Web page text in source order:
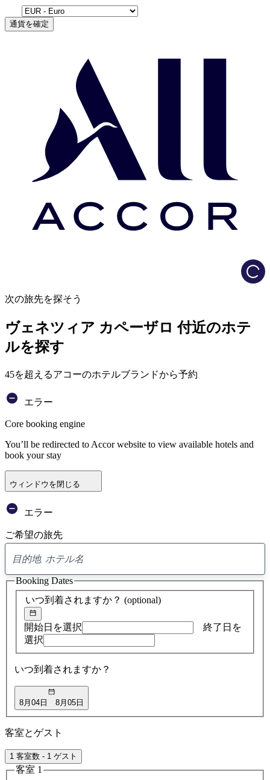
通貨を確定
次の旅先を探そう
ヴェネツィア カペーザロ 付近のホテ
ルを探す
45を超えるアコーのホテルブランドから予約
エラー
Core booking engine
You’ll be redirected to Accor website to view available hotels and
book your stay
ウィンドウを閉じる
エラー
ご希望の旅先
ア
ド
バ
イ
検
索
いつ到着されますか？ (optional)
開始日を選択
終了日を
選択
いつ到着されますか？
8月04日 8月05日
Booking Dates
客室とゲスト
1 客室数 - 1 ゲスト
客室 1